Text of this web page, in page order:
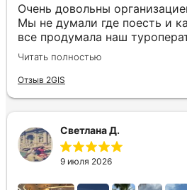
Очень довольны
Мы не думали где поесть и
все продумала наш
котором мы жили находится
шаговой доступности
достопримечательностей и
Читать полностью
Отзыв 2GIS
Светлана Д.
9 июля 2026